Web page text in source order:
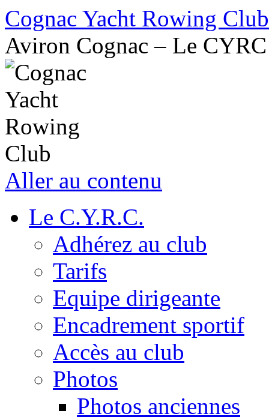
Cognac Yacht Rowing Club
Aviron Cognac – Le CYRC
Aller au contenu
Le C.Y.R.C.
Adhérez au club
Tarifs
Equipe dirigeante
Encadrement sportif
Accès au club
Photos
Photos anciennes